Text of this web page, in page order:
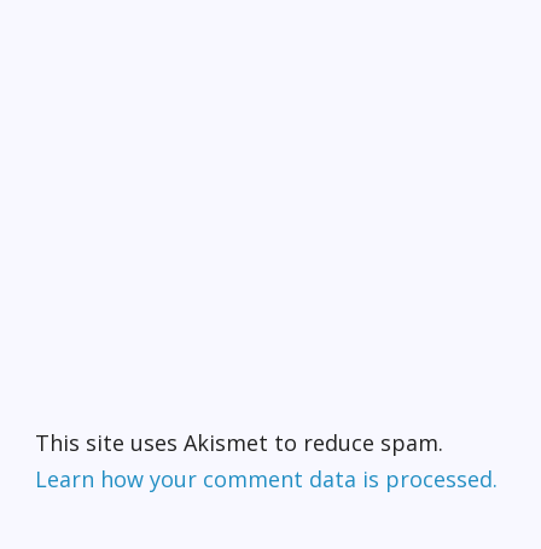
This site uses Akismet to reduce spam.
Learn how your comment data is processed.